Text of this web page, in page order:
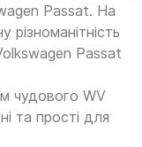
Passat. На
Passat
чудового WV
та прості для